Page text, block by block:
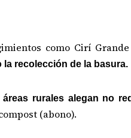
como Cirí
recolección de la basura.
áreas rurales alegan no
(abono).